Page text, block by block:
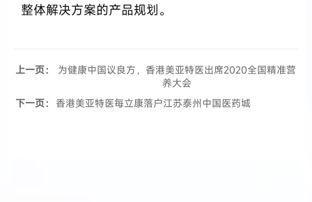
整体解决方案的产品规划。
上一页：
为健康中国议良方，香港美亚特医出席2020全国精准营
养大会
下一页：
香港美亚特医每立康落户江苏泰州中国医药城